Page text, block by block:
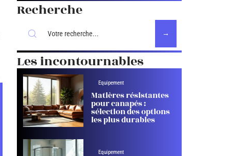
Recherche
Les incontournables
Equipement
Matières résistantes
pour canapés :
sélection des options
les plus durables
Equipement